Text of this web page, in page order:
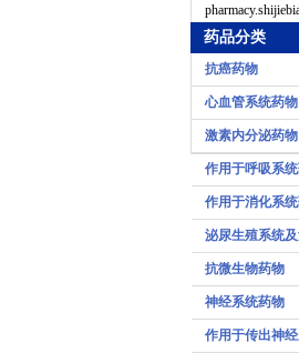
药品分类
抗癌药物
心血管系统药物
激素内分泌药物
作用于呼吸系
作用于消化系
泌尿生殖系统
抗微生物药物
神经系统药物
作用于传出神